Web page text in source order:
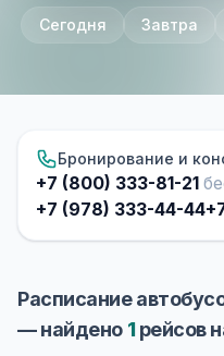
Сегодня Завтра
Бронирование и
+7 (800) 333-81-21
+7 (978) 333-44-44
Расписание
— найдено 1рейсов